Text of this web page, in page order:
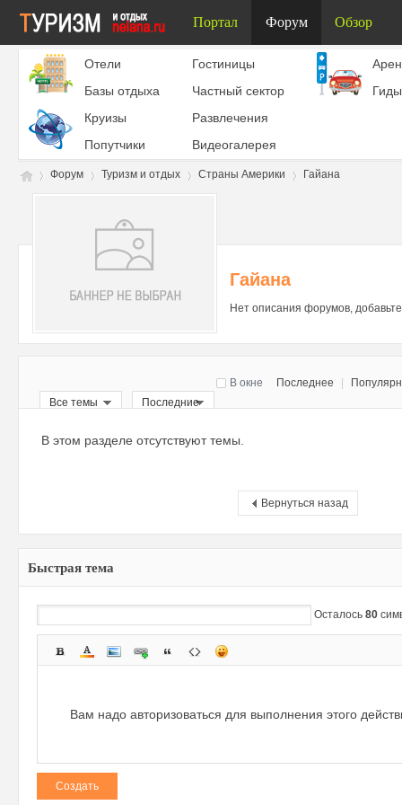
Портал Форум Обзор
Отели
Гостиницы
Базы отдыха
Частный сектор
Гиды
Круизы
Развлечения
Попутчики
Видеогалерея
Форум Туризм и отдых Страны Америки Гайана
Гайана
Нет описания форумов,
Последнее
В окне
Все темы
Последние
В этом разделе отсутствуют темы.
Вернуться назад
Быстрая тема
Осталось 80
Вам надо авторизоваться для выполнения этого
Создать